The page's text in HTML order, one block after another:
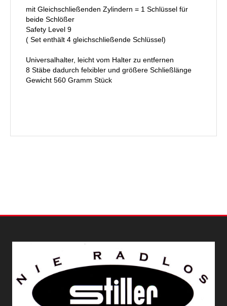
mit Gleichschließenden Zylindern = 1 Schlüssel für
beide Schlößer
Safety Level 9
( Set enthält 4 gleichschließende Schlüssel)
Universalhalter, leicht vom Halter zu entfernen
8 Stäbe dadurch felxibler und größere Schließlänge
Gewicht 560 Gramm Stück